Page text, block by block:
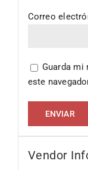
Correo
Guarda mi
este
Vendor